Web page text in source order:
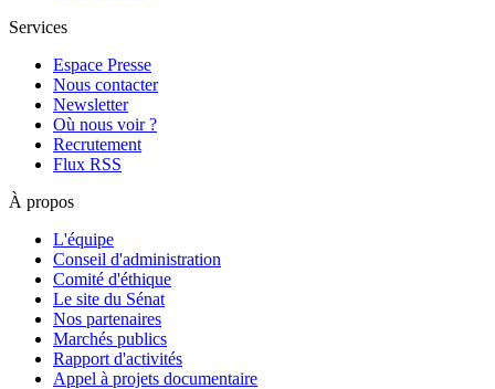
Services
Espace Presse
Nous contacter
Newsletter
Où nous voir ?
Recrutement
Flux RSS
À propos
L'équipe
Conseil d'administration
Comité d'éthique
Le site du Sénat
Nos partenaires
Marchés publics
Rapport d'activités
Appel à projets documentaire